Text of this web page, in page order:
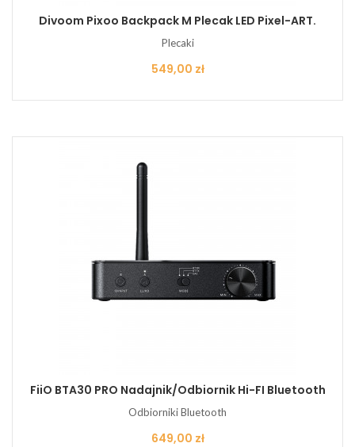
Divoom Pixoo Backpack M Plecak LED Pixel-ART.
Plecaki
Cena
549,00 zł
FiiO BTA30 PRO Nadajnik/Odbiornik Hi-FI Bluetooth
Odbiorniki Bluetooth
Cena
649,00 zł